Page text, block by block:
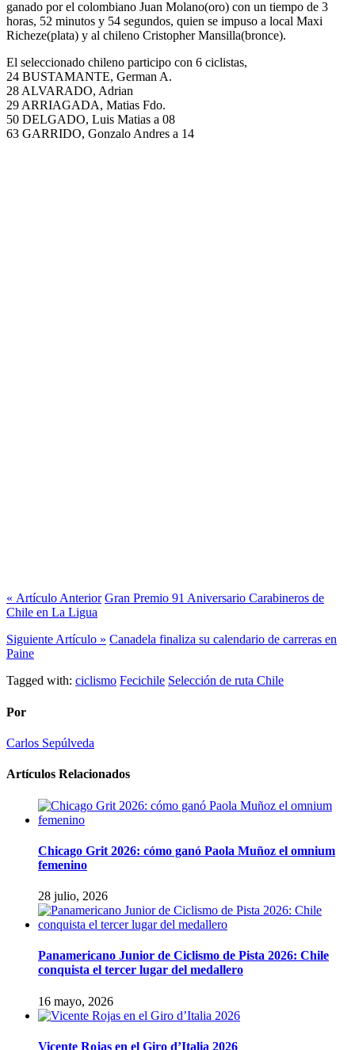
ganado por el colombiano Juan Molano(oro) con un tiempo de 3
horas, 52 minutos y 54 segundos, quien se impuso a local Maxi
Richeze(plata) y al chileno Cristopher Mansilla(bronce).
El seleccionado chileno participo con 6 ciclistas,
24 BUSTAMANTE, German A.
28 ALVARADO, Adrian
29 ARRIAGADA, Matias Fdo.
50 DELGADO, Luis Matias a 08
63 GARRIDO, Gonzalo Andres a 14
« Artículo Anterior Gran Premio 91 Aniversario Carabineros de
Chile en La Ligua
Siguiente Artículo » Canadela finaliza su calendario de carreras en
Paine
Tagged with: ciclismo Fecichile Selección de ruta Chile
Por
Carlos Sepúlveda
Artículos Relacionados
Chicago Grit 2026: cómo ganó Paola Muñoz el omnium
femenino
28 julio, 2026
Panamericano Junior de Ciclismo de Pista 2026: Chile
conquista el tercer lugar del medallero
16 mayo, 2026
Vicente Rojas en el Giro d’Italia 2026